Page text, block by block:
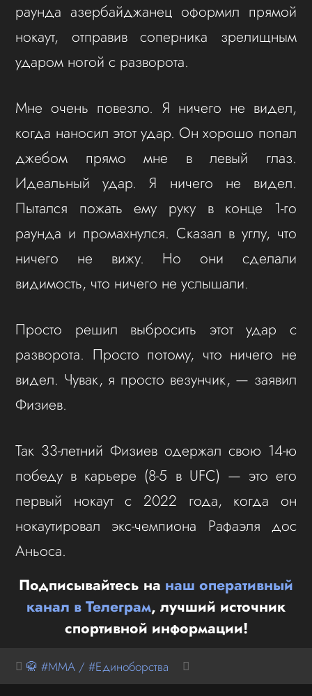
раунда азербайджанец оформил прямой
нокаут, отправив соперника зрелищным
ударом ногой с разворота.
Мне очень повезло. Я ничего не видел,
когда наносил этот удар. Он хорошо попал
джебом прямо мне в левый глаз.
Идеальный удар. Я ничего не видел.
Пытался пожать ему руку в конце 1-го
раунда и промахнулся. Сказал в углу, что
ничего не вижу. Но они сделали
видимость, что ничего не услышали.
Просто решил выбросить этот удар с
разворота. Просто потому, что ничего не
видел. Чувак, я просто везунчик, — заявил
Физиев.
Так 33-летний Физиев одержал свою 14-ю
победу в карьере (8-5 в UFC) — это его
первый нокаут с 2022 года, когда он
нокаутировал экс-чемпиона Рафаэля дос
Аньоса.
Подписывайтесь на наш оперативный
канал в Телеграм, лучший источник
спортивной информации!
🥋 #MMA / #Единоборства